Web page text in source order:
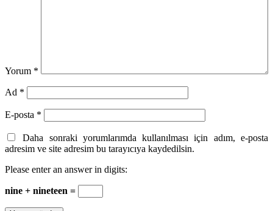
Yorum *
Ad *
E-posta *
Daha sonraki yorumlarımda kullanılması için adım, e-posta
adresim ve site adresim bu tarayıcıya kaydedilsin.
Please enter an answer in digits:
nine + nineteen =